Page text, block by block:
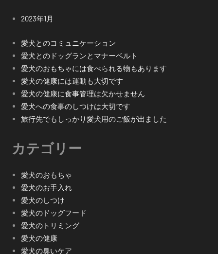
2023年1月
愛犬とのコミュニケーション
愛犬とのドッグランとマナーベルト
愛犬のおもちゃには食べられる物もあります
愛犬の健康には運動も大切です
愛犬の健康に食事管理は欠かせません
愛犬への食事のしつけは大切です
旅行先でもしっかり愛犬用のご飯が出ました
カテゴリー
愛犬のおもちゃ
愛犬のお手入れ
愛犬のしつけ
愛犬のドッグフード
愛犬のトリミング
愛犬の健康
愛犬の臭いケア